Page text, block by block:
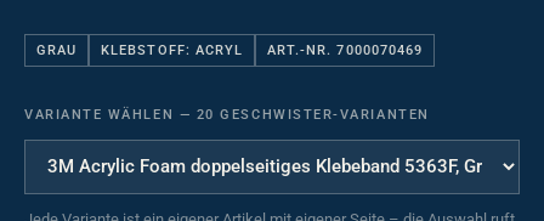
GRAU KLEBSTOFF: ACRYL ART.-NR. 7000070469
VARIANTE WÄHLEN — 20 GESCHWISTER-VARIANTEN